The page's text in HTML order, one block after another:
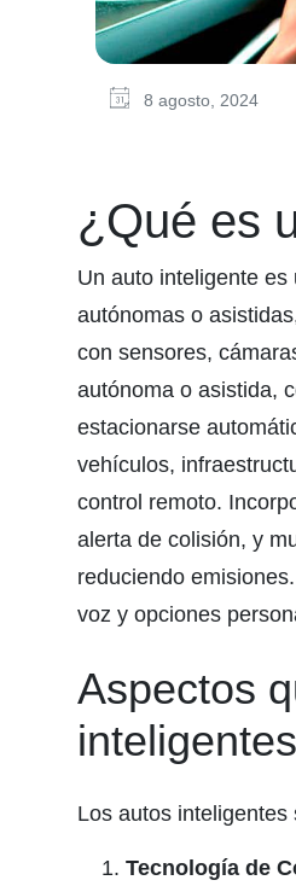
8 agosto, 2024
¿Qué es
Un auto inteligente
autónomas o
con sensores,
autónoma o asistida,
estacionarse
vehículos,
control remoto.
alerta de colisión, y
reduciendo
voz y opciones
Aspectos
inteligentes
Los autos
Tecnología de